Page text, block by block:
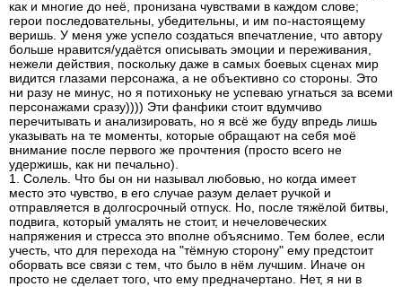
как и многие до неё, пронизана чувствами в каждом слове;
герои последовательны, убедительны, и им по-настоящему
веришь. У меня уже успело создаться впечатление, что автору
больше нравится/удаётся описывать эмоции и переживания,
нежели действия, поскольку даже в самых боевых сценах мир
видится глазами персонажа, а не объективно со стороны. Это
ни разу не минус, но я потихоньку не успеваю угнаться за всеми
персонажами сразу)))) Эти фанфики стоит вдумчиво
перечитывать и анализировать, но я всё же буду впредь лишь
указывать на те моменты, которые обращают на себя моё
внимание после первого же прочтения (просто всего не
удержишь, как ни печально).
1. Солель. Что бы он ни называл любовью, но когда имеет
место это чувство, в его случае разум делает ручкой и
отправляется в долгосрочный отпуск. Но, после тяжёлой битвы,
подвига, который умалять не стоит, и нечеловеческих
напряжения и стресса это вполне объяснимо. Тем более, если
учесть, что для перехода на "тёмную сторону" ему предстоит
оборвать все связи с тем, что было в нём лучшим. Иначе он
просто не сделает того, что ему предначертано. Нет, я ни в